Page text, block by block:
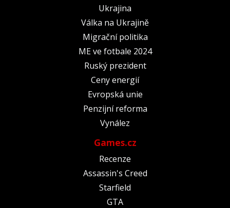
Ukrajina
Válka na Ukrajině
Migrační politika
ME ve fotbale 2024
Ruský prezident
Ceny energií
Evropská unie
Penzijní reforma
Vynález
Games.cz
Recenze
Assassin's Creed
Starfield
GTA